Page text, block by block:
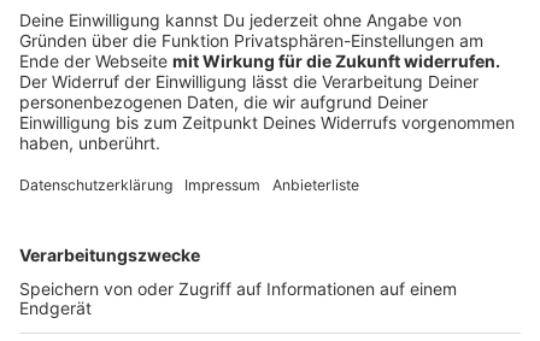
Dezember das Angebotskonzept beraten. Ziel ist, das
Konzept in den derzeit zu erarbeitenden neuen
Nahverkehrsplan aufzunehmen und die Planungen
voranzutreiben. In den nächsten Monaten sind weitere,
konkretisierende Planungen notwendig, unter anderem
zum erforderlichen Infrastrukturausbau,
wirtschaftlichen Betrachtungen und eine
Feinschliff zum Angebotszielkonzept vorgenommen,
das dann Grundlage für Förderungen durch den Bund
sein soll.